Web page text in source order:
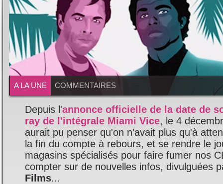
A LA UNE COMMENTAIRES
Depuis l'annonce officielle de la date de
ray de l'intégrale Miami Vice, le 4
aurait pu penser qu'on n'avait plus qu'à
la fin du compte à rebours, et se rendre le
magasins spécialisés pour faire fumer nos
compter sur de nouvelles infos, divulguées
Films...